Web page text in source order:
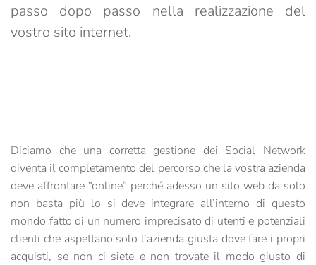
passo dopo passo nella realizzazione del
vostro sito internet.
Diciamo che una corretta gestione dei Social Network
diventa il completamento del percorso che la vostra azienda
deve affrontare “online” perché adesso un sito web da solo
non basta più lo si deve integrare all’interno di questo
mondo fatto di un numero imprecisato di utenti e potenziali
clienti che aspettano solo l’azienda giusta dove fare i propri
acquisti, se non ci siete e non trovate il modo giusto di